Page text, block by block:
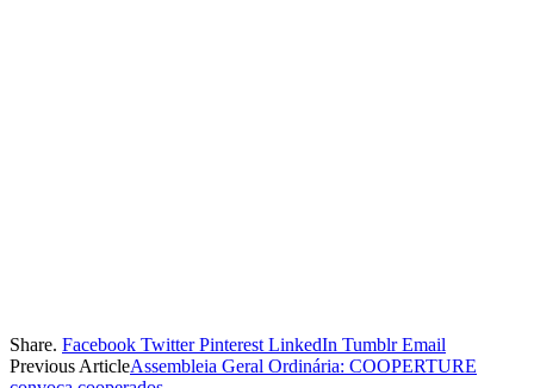
Share. Facebook Twitter Pinterest LinkedIn Tumblr Email
Previous ArticleAssembleia Geral Ordinária: COOPERTURE